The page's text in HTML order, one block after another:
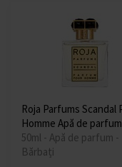
Roja Parfums Scandal
Homme Apă de parfum
50ml - Apă de parfum -
Bărbați